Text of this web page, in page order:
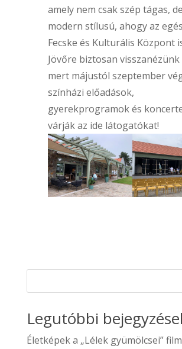
amely nem csak szép tágas,
modern stílusú, ahogy az
Fecske és Kulturális Központ
Jövőre biztosan visszanézünk
mert májustól szeptember
színházi előadások,
gyerekprogramok és
várják az ide látogatókat!
Legutóbbi
Életképek a „Lélek gyümölcsei”